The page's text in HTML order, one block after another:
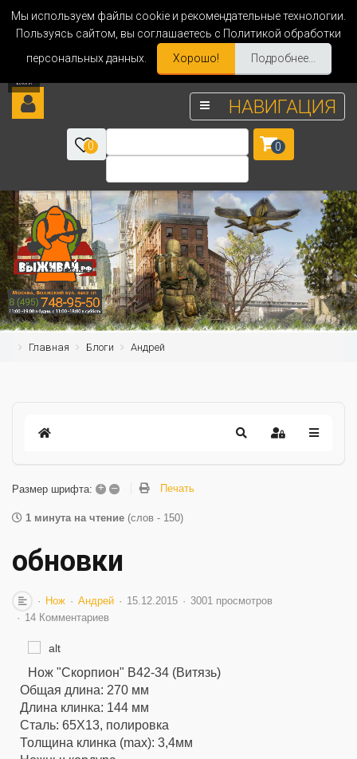
Мы используем файлы cookie и рекомендательные технологии.
Пользуясь сайтом, вы соглашаетесь с Политикой обработки
персональных данных.
Хорошо! Подробнее...
НАВИГАЦИЯ
0 0
Главная Блоги Андрей
Размер шрифта: + – Печать
1 минута на чтение (слов - 150)
обновки
Нож Андрей 15.12.2015
3001 просмотров
14 Комментариев
Нож "Скорпион" B42-34 (Витязь)
Общая длина: 270 мм
Длина клинка: 144 мм
Сталь: 65Х13, полировка
Толщина клинка (max): 3,4мм